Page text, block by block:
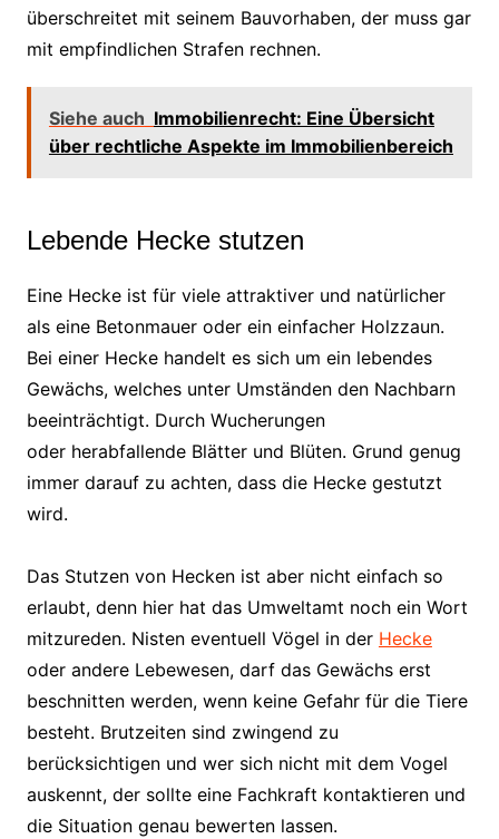
überschreitet mit seinem Bauvorhaben, der muss gar
mit empfindlichen Strafen rechnen.
Siehe auch Immobilienrecht: Eine Übersicht
über rechtliche Aspekte im Immobilienbereich
Lebende Hecke stutzen
Eine Hecke ist für viele attraktiver und natürlicher
als eine Betonmauer oder ein einfacher Holzzaun.
Bei einer Hecke handelt es sich um ein lebendes
Gewächs, welches unter Umständen den Nachbarn
beeinträchtigt. Durch Wucherungen
oder herabfallende Blätter und Blüten. Grund genug
immer darauf zu achten, dass die Hecke gestutzt
wird.
Das Stutzen von Hecken ist aber nicht einfach so
erlaubt, denn hier hat das Umweltamt noch ein Wort
mitzureden. Nisten eventuell Vögel in der Hecke
oder andere Lebewesen, darf das Gewächs erst
beschnitten werden, wenn keine Gefahr für die Tiere
besteht. Brutzeiten sind zwingend zu
berücksichtigen und wer sich nicht mit dem Vogel
auskennt, der sollte eine Fachkraft kontaktieren und
die Situation genau bewerten lassen.